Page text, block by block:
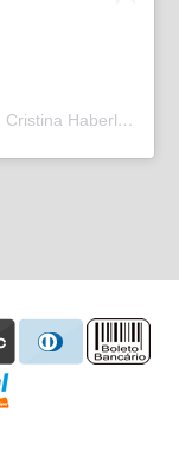
Uma publicação compartilhada por Etiel - Cristina Haberl (@etielweb)